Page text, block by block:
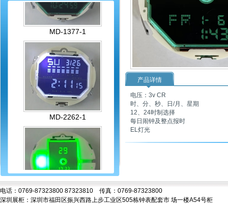
MD-1377-1
MD-2262-1
MD-2386
产品详情
电压：3v CR
时、分、秒、日/月、星期
12、24时制选择
每日闹钟及整点报时
EL灯光
电话：0769-87323800 87323810 传真：0769-87323800
深圳展柜：深圳市福田区振兴西路上步工业区505栋钟表配套市 场一楼A54号柜